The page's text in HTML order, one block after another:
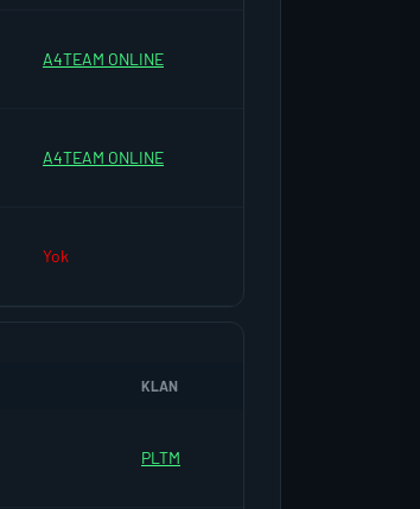
A4TEAM ONLINE
A4TEAM ONLINE
Yok
KLAN
PLTM